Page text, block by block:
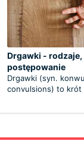
Drgawki -
postępowanie
Drgawki (syn.
convulsions) to krót